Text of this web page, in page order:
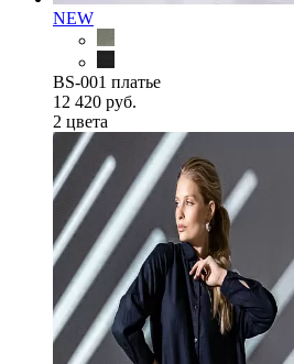
NEW
BS-001 платье
12 420 руб.
2 цветa